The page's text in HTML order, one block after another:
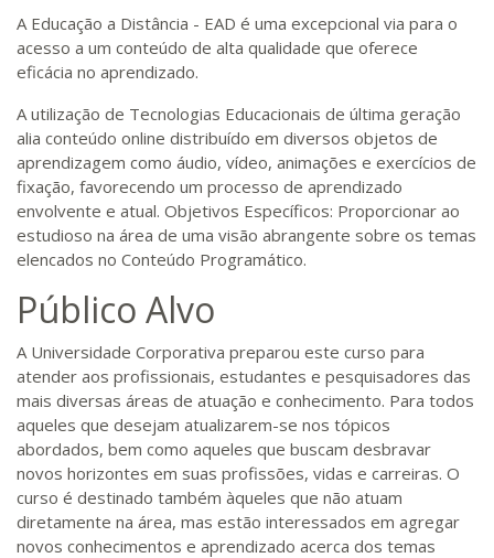
A Educação a Distância - EAD é uma excepcional via para o
acesso a um conteúdo de alta qualidade que oferece
eficácia no aprendizado.
A utilização de Tecnologias Educacionais de última geração
alia conteúdo online distribuído em diversos objetos de
aprendizagem como áudio, vídeo, animações e exercícios de
fixação, favorecendo um processo de aprendizado
envolvente e atual. Objetivos Específicos: Proporcionar ao
estudioso na área de uma visão abrangente sobre os temas
elencados no Conteúdo Programático.
Público Alvo
A Universidade Corporativa preparou este curso para
atender aos profissionais, estudantes e pesquisadores das
mais diversas áreas de atuação e conhecimento. Para todos
aqueles que desejam atualizarem-se nos tópicos
abordados, bem como aqueles que buscam desbravar
novos horizontes em suas profissões, vidas e carreiras. O
curso é destinado também àqueles que não atuam
diretamente na área, mas estão interessados em agregar
novos conhecimentos e aprendizado acerca dos temas